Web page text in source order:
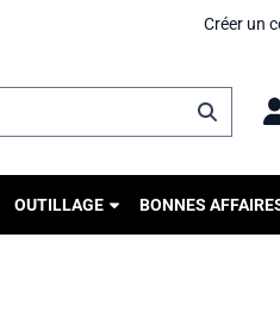
Créer un
OUTILLAGE BONNES